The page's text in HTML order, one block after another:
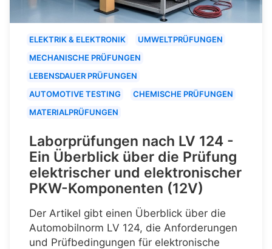
ELEKTRIK & ELEKTRONIK
UMWELTPRÜFUNGEN
MECHANISCHE PRÜFUNGEN
LEBENSDAUER PRÜFUNGEN
AUTOMOTIVE TESTING
CHEMISCHE PRÜFUNGEN
MATERIALPRÜFUNGEN
Laborprüfungen nach LV 124 -
Ein Überblick über die Prüfung
elektrischer und elektronischer
PKW-Komponenten (12V)
Der Artikel gibt einen Überblick über die
Automobilnorm LV 124, die Anforderungen
und Prüfbedingungen für elektronische